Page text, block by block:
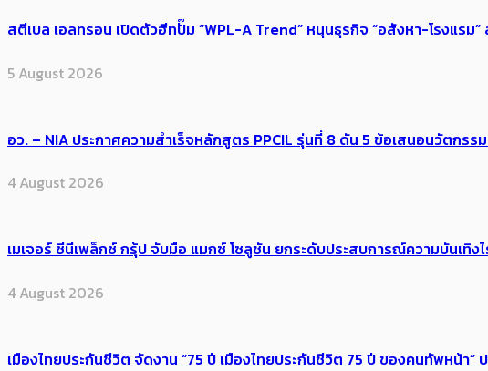
สตีเบล เอลทรอน เปิดตัวฮีทปั๊ม “WPL-A Trend” หนุนธุรกิจ “อสังหา-โรงแร
5 August 2026
อว. – NIA ประกาศความสำเร็จหลักสูตร PPCIL รุ่นที่ 8 ดัน 5 ข้อเสนอนวัตกร
4 August 2026
เมเจอร์ ซีนีเพล็กซ์ กรุ้ป จับมือ แมกซ์ โซลูชัน ยกระดับประสบการณ์ความบันเทิ
4 August 2026
เมืองไทยประกันชีวิต จัดงาน “75 ปี เมืองไทยประกันชีวิต 75 ปี ของคนทัพหน้